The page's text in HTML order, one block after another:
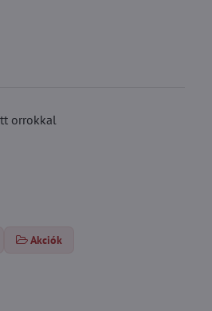
orrokkal
Akciók